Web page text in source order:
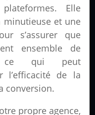
Elle
minutieuse et une
s’assurer que
ensemble de
ce qui peut
l’efficacité de la
conversion.
propre agence,